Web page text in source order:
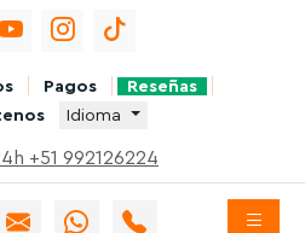
Pagos
Reseñas
Idioma
+51 992126224